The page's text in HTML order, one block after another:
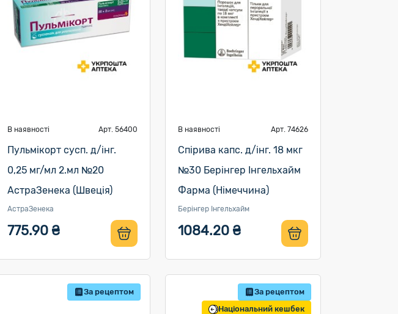
В наявності Арт. 56400
Пульмікорт сусп. д/інг.
0,25 мг/мл 2.мл №20
АстраЗенека (Швеція)
АстраЗенека
775.90 ₴
В наявності Арт. 74626
Спірива капс. д/інг. 18 мкг
№30 Берінгер Інгельхайм
Фарма (Німеччина)
Берінгер Інгельхайм
1084.20 ₴
За рецептом
За рецептом
Національний кешбек